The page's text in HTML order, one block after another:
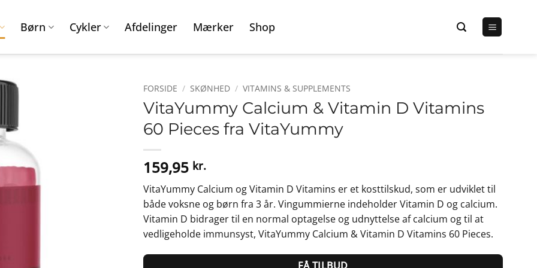
Børn Cykler Afdelinger Mærker Shop
FORSIDE / SKØNHED / VITAMINS & SUPPLEMENTS
VitaYummy Calcium & Vitamin D Vitamins
60 Pieces fra VitaYummy
159,95 kr.
VitaYummy Calcium og Vitamin D Vitamins er et kosttilskud, som er udviklet til
både voksne og børn fra 3 år. Vingummierne indeholder Vitamin D og calcium.
Vitamin D bidrager til en normal optagelse og udnyttelse af calcium og til at
vedligeholde immunsyst, VitaYummy Calcium & Vitamin D Vitamins 60 Pieces.
FÅ TILBUD